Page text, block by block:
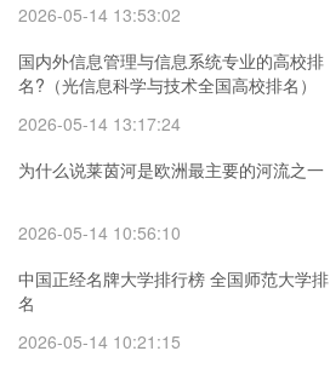
2026-05-14 13:53:02
国内外信息管理与信息系统专业的高校排
名?（光信息科学与技术全国高校排名）
2026-05-14 13:17:24
为什么说莱茵河是欧洲最主要的河流之一
2026-05-14 10:56:10
中国正经名牌大学排行榜 全国师范大学排
名
2026-05-14 10:21:15